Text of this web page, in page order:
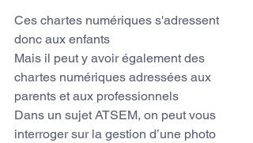
Ces chartes numériques s'adressent
donc aux enfants
Mais il peut y avoir également des
chartes numériques adressées aux
parents et aux professionnels
Dans un sujet ATSEM, on peut vous
interroger sur la gestion d’une photo